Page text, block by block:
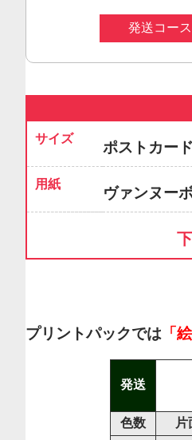
発送コース
サイズ
ポストカー
用紙
ヴァンヌー
プリントパックでは 「
発送
色数 片